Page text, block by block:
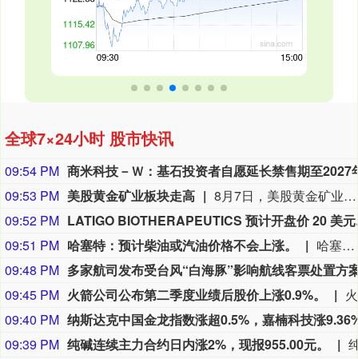
全球7×24小时 股市快讯
09:54 PM
09:53 PM 美股黄金矿业板块走高
8月7日，美股黄金矿业板块走高，金田涨超10%，哈莫尼黄金涨超10%，科尔黛伦矿业涨超8%，纽曼矿业涨超6%，金罗斯黄金涨超6%。
09:52 PM
09:51 PM 哈塞特：预计柴油或汽油价格不会上涨。
哈塞特：预计柴油或汽油价格不会上涨。
09:48 PM
09:45 PM 火箭公司公布第二季度业绩后股价上涨0.9%。
09:40 PM
09:39 PM 纯碱连续主力合约日内涨2%，现报955.00元。